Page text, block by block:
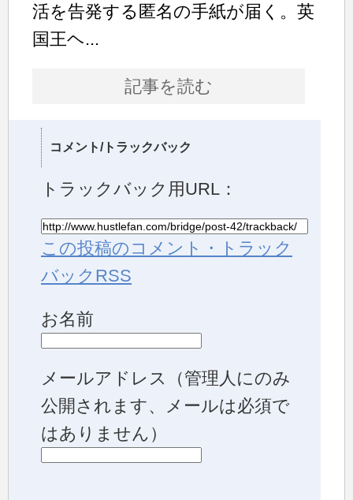
活を告発する匿名の手紙が届く。英
国王ヘ...
記事を読む
コメント/トラックバック
トラックバック用URL：
この投稿のコメント・トラック
バックRSS
お名前
メールアドレス
（管理人にのみ
公開されます、メールは必須で
はありません）